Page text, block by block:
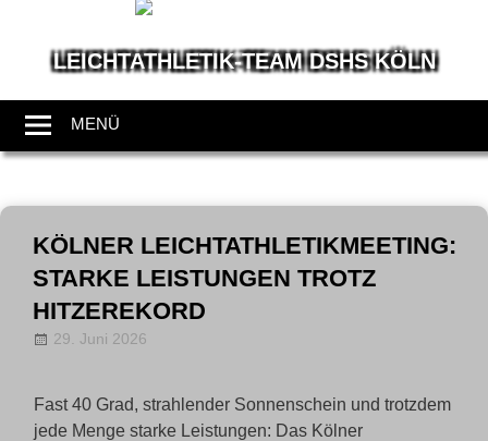
LEICHTATHLETIK-TEAM DSHS KÖLN
leben
Leichtathletik
MENÜ
Zum
InhaltKÖLNER LEICHTATHLETIKMEETING:
STARKE LEISTUNGEN TROTZ
HITZEREKORD
29. Juni 2026
Fast 40 Grad, strahlender Sonnenschein und trotzdem
jede Menge starke Leistungen: Das Kölner